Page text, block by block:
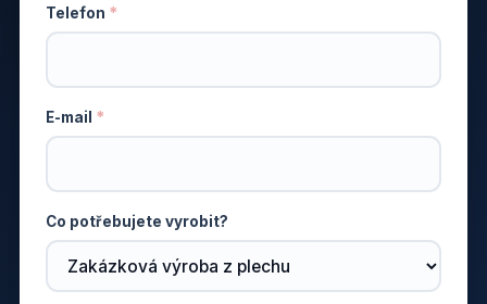
Telefon
E-mail
Co potřebujete vyrobit?